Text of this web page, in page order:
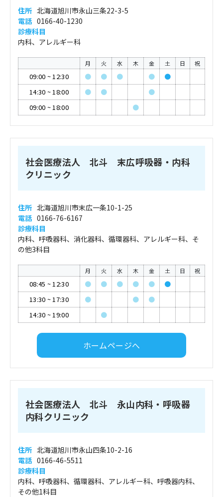
住所 北海道旭川市永山三条22-3-5
電話 0166-40-1230
診療科目
内科、アレルギー科
月 火 水 木 金 土 日 祝
09:00 ~12:30 ● ● ● ●
●
14:30 ~18:00 ● ●
●
09:00 ~18:00 ●
社会医療法人 北斗 末広呼吸器・内科
クリニック
住所 北海道旭川市末広一条10-1-25
電話 0166-76-6167
診療科目
内科、呼吸器科、消化器科、循環器科、アレルギー科、そ
の他3科目
月 火 水 木 金 土 日 祝
08:45 ~12:30 ● ● ● ● ●
●
13:30 ~17:30 ● ●
●
14:30 ~19:00 ●
ホームページへ
社会医療法人 北斗 永山内科・呼吸器
内科クリニック
住所 北海道旭川市永山四条10-2-16
電話 0166-46-5511
診療科目
内科、呼吸器科、循環器科、アレルギー科、呼吸器内科、
その他1科目